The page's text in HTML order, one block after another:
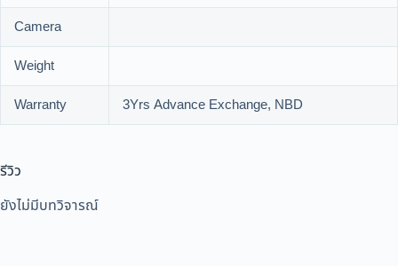
Camera
Weight
Warranty
3Yrs Advance Exchange, NBD
รีวิว
ยังไม่มีบทวิจารณ์